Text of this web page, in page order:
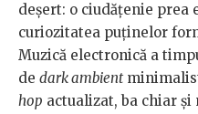
deșert: o ciudățenie prea
curiozitatea puținelor
Muzică electronică a
de dark ambient
hop actualizat, ba chiar și